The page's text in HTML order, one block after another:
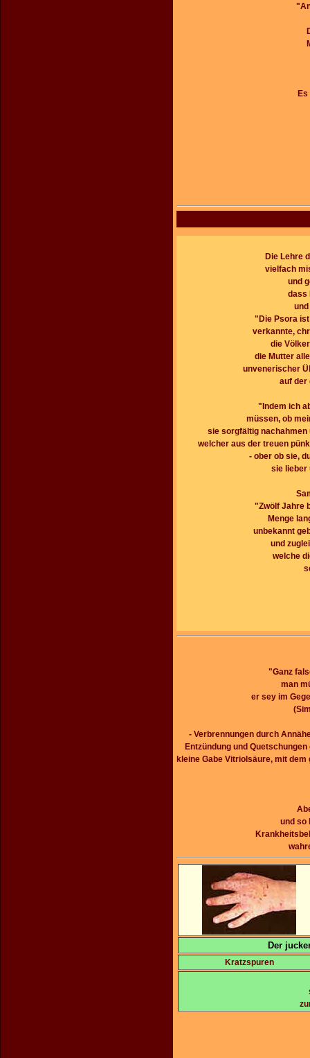
Die Lehre
vielfach
und
dass
"Die Psora
verkannte,
die
die Mutter
unvenerischer
auf der
"Indem ich
müssen, ob
sie sorgfältig nachahmen
welcher aus der treuen
- ober ob sie,
sie lieber
"Zwölf Jahre
Menge
unbekannt
und
welche
"Ganz
man
er sey im
- Verbrennungen durch
Entzündung und
kleine Gabe Vitriolsäure, mit
und so
Der
Kratzspuren